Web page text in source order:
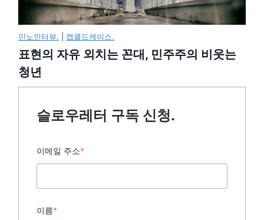
민노인터뷰. 캡콜드케이스.
표현의 자유 외치는 꼰대, 민주주의 비웃는
청년
슬로우레터 구독 신청.
이메일 주소*
이름*